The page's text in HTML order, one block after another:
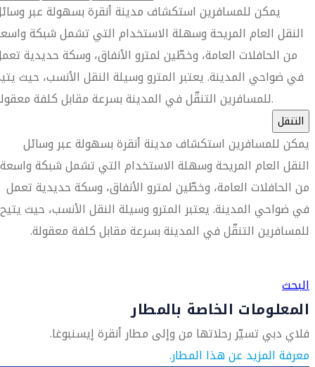
يمكن للمسافرين استكشاف مدينة أنقرة بسهولة عبر
النقل العام المريحة وسهلة الاستخدام التي تشمل شبكة
من الحافلات العامة، وخطّين لمترو الأنفاق، وسكة حديدية
في ضواحي المدينة. يعتبر المترو وسيلة النقل الأنسب، حيث
للمسافرين التنقّل في المدينة بسرعة مقابل كلفة معقولة.
التنقل
يمكن للمسافرين استكشاف مدينة أنقرة بسهولة عبر وسائل
النقل العام المريحة وسهلة الاستخدام التي تشمل شبكة واسعة
من الحافلات العامة، وخطّين لمترو الأنفاق، وسكة حديدية تعمل
في ضواحي المدينة. يعتبر المترو وسيلة النقل الأنسب، حيث يتيح
للمسافرين التنقّل في المدينة بسرعة مقابل كلفة معقولة.
البحث
المعلومات الخاصة بالمطار
فلاي دبي تسيّر رحلاتها من وإلى مطار أنقرة إيسنبوغا.
معرفة المزيد عن هذا المطار.